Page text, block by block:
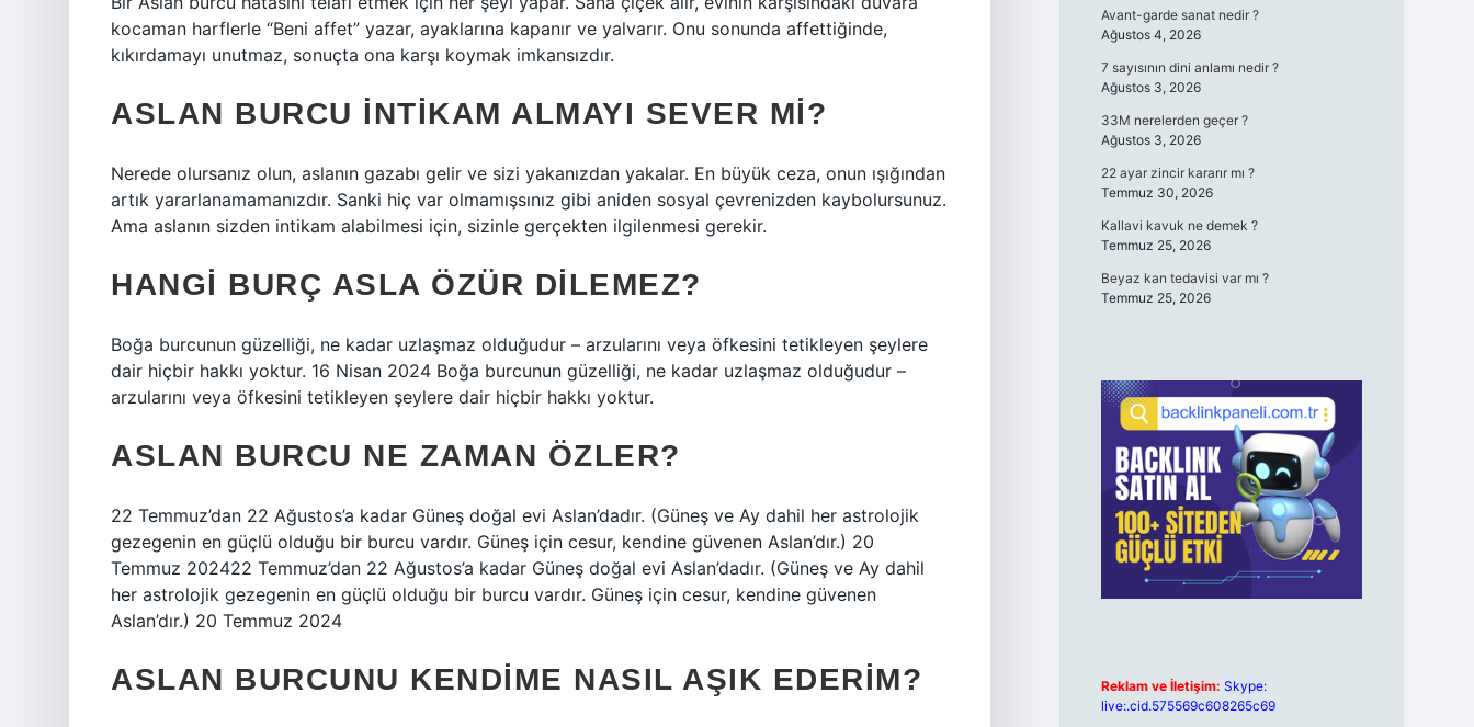
kocaman harflerle “Beni affet” yazar, ayaklarına kapanır ve yalvarır. Onu sonunda affettiğinde,
kıkırdamayı unutmaz, sonuçta ona karşı koymak imkansızdır.
ASLAN BURCU INTIKAM ALMAYI SEVER MI?
Nerede olursanız olun, aslanın gazabı gelir ve sizi yakanızdan yakalar. En büyük ceza, onun ışığından
artık yararlanamamanızdır. Sanki hiç var olmamışsınız gibi aniden sosyal çevrenizden kaybolursunuz.
Ama aslanın sizden intikam alabilmesi için, sizinle gerçekten ilgilenmesi gerekir.
HANGI BURÇ ASLA ÖZÜR DILEMEZ?
Boğa burcunun güzelliği, ne kadar uzlaşmaz olduğudur – arzularını veya öfkesini tetikleyen şeylere
dair hiçbir hakkı yoktur. 16 Nisan 2024 Boğa burcunun güzelliği, ne kadar uzlaşmaz olduğudur –
arzularını veya öfkesini tetikleyen şeylere dair hiçbir hakkı yoktur.
ASLAN BURCU NE ZAMAN ÖZLER?
22 Temmuz’dan 22 Ağustos’a kadar Güneş doğal evi Aslan’dadır. (Güneş ve Ay dahil her astrolojik
gezegenin en güçlü olduğu bir burcu vardır. Güneş için cesur, kendine güvenen Aslan’dır.) 20
Temmuz 202422 Temmuz’dan 22 Ağustos’a kadar Güneş doğal evi Aslan’dadır. (Güneş ve Ay dahil
her astrolojik gezegenin en güçlü olduğu bir burcu vardır. Güneş için cesur, kendine güvenen
Aslan’dır.) 20 Temmuz 2024
ASLAN BURCUNU KENDIME NASIL AŞIK EDERIM?
Avant-garde sanat nedir ?
Ağustos 4, 2026
7 sayısının dini anlamı nedir ?
Ağustos 3, 2026
33M nerelerden geçer ?
Ağustos 3, 2026
22 ayar zincir kararır mı ?
Temmuz 30, 2026
Kallavi kavuk ne demek ?
Temmuz 25, 2026
Beyaz kan tedavisi var mı ?
Temmuz 25, 2026
Reklam ve İletişim: Skype:
live:.cid.575569c608265c69